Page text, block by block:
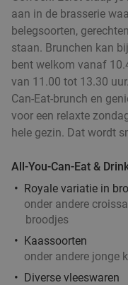
aan in de brasserie
belegsoorten,
staan. Brunchen kan
bent welkom vanaf
van 11.00 tot 13.30
Can-Eat-brunch en
voor een relaxte
hele gezin. Dat wordt
All-You-Can-Eat &
Royale variatie in
onder andere
broodjes
Kaassoorten
onder andere jonge
Diverse vleeswaren